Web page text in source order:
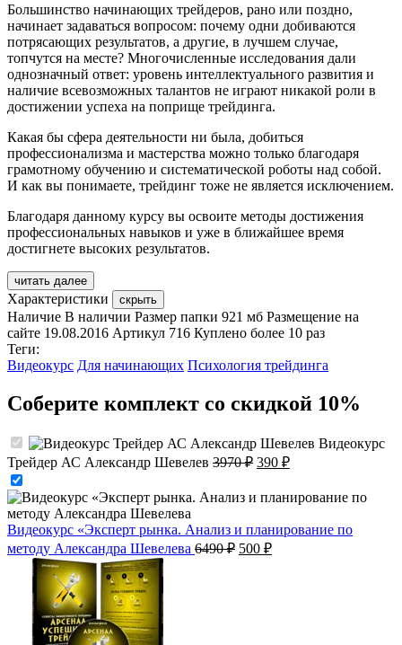
Большинство начинающих трейдеров, рано или поздно,
начинает задаваться вопросом: почему одни добиваются
потрясающих результатов, а другие, в лучшем случае,
топчутся на месте? Многочисленные исследования дали
однозначный ответ: уровень интеллектуального развития и
наличие всевозможных талантов не играют никакой роли в
достижении успеха на поприще трейдинга.
Какая бы сфера деятельности ни была, добиться
профессионализма и мастерства можно только благодаря
грамотному обучению и систематической роботы над собой.
И как вы понимаете, трейдинг тоже не является исключением.
Благодаря данному курсу вы освоите методы достижения
профессиональных навыков и уже в ближайшее время
достигнете высоких результатов.
читать далее
Характеристики скрыть
Наличие В наличии Размер папки 921 мб Размещение на
сайте 19.08.2016 Артикул 716 Куплено более 10 раз
Теги:
Видеокурс Для начинающих Психология трейдинга
Соберите комплект со скидкой 10%
Видеокурс
Трейдер АС Александр Шевелев 3970₽ Первоначальная
3970 ₽.
390 ₽Текущая
390 ₽.
Видеокурс «Эксперт рынка. Анализ и планирование по
методу Александра Шевелева 6490₽ Первоначальная
500 ₽Текущая